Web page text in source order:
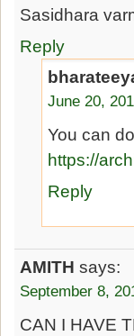
Sasidhara
Reply
June 20,
You can
https://
Reply
AMITH says:
September 8,
CAN I HAVE